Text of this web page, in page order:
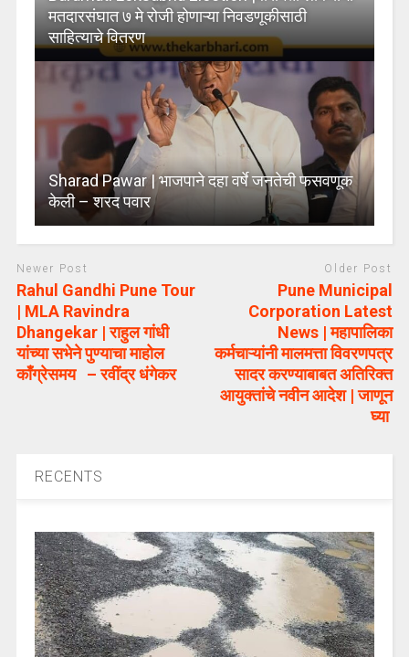
मतदारसंघात ७ मे रोजी होणाऱ्या निवडणूकीसाठी
साहित्याचे वितरण
Sharad Pawar | भाजपाने दहा वर्षे जनतेची फसवणूक
केली – शरद पवार
Newer Post
Rahul Gandhi Pune Tour
| MLA Ravindra
Dhangekar | राहुल गांधी
यांच्या सभेने पुण्याचा माहोल
काँग्रेसमय – रवींद्र धंगेकर
Older Post
Pune Municipal
Corporation Latest
News | महापालिका
कर्मचाऱ्यांनी मालमत्ता विवरणपत्र
सादर करण्याबाबत अतिरिक्त
आयुक्तांचे नवीन आदेश | जाणून
घ्या
RECENTS